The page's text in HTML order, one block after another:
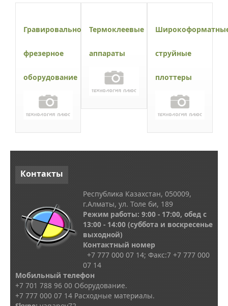
Гравировально-
фрезерное
оборудование
Термоклеевые
аппараты струйные
плоттеры
Контакты
Республика Казахстан, 050009,
г.Алматы, ул. Толе би, 189
Режим работы: 9:00 - 17:00, обед с
13:00 - 14:00 (суббота и воскресенье
выходной)
Контактный номер
+7 777 000 07 14; Факс:7 +7 777 000
07 14
Мобильный телефон
+7 701 788 96 00 Оборудование.
+7 777 000 07 14 Расходные материалы.